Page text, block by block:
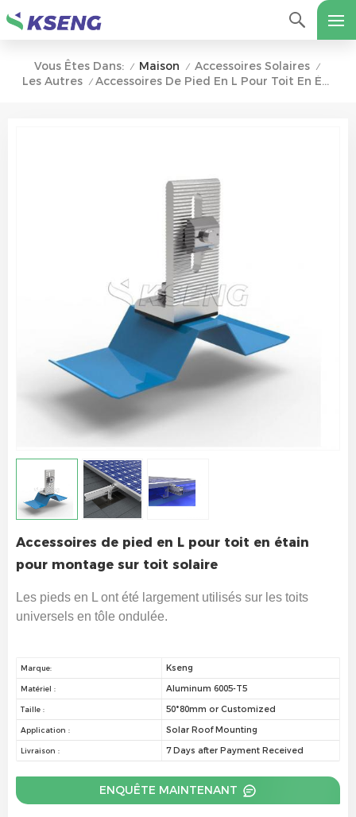
Vous Êtes Dans: / Maison / Accessoires Solaires /
Les Autres / Accessoires De Pied En L Pour Toit En Étain Pour Montage Sur Toit Solaire
Accessoires de pied en L pour toit en étain
pour montage sur toit solaire
Les pieds en L ont été largement utilisés sur les toits
universels en tôle ondulée.
Marque: Kseng
Matériel : Aluminum 6005-T5
Taille : 50*80mm or Customized
Application : Solar Roof Mounting
Livraison : 7 Days after Payment Received
ENQUÊTE MAINTENANT